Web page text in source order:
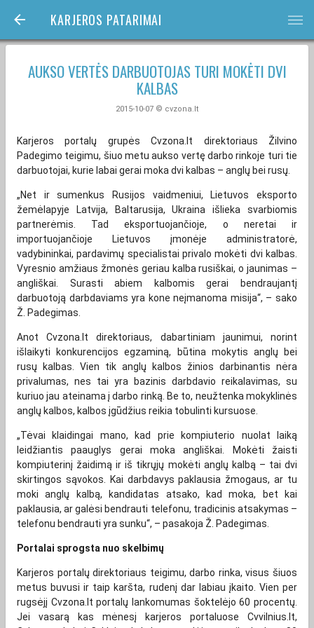
KARJEROS PATARIMAI bars
AUKSO VERTĖS DARBUOTOJAS TURI MOKĖTI DVI
KALBAS
2015-10-07 © cvzona.lt
Karjeros portalų grupės Cvzona.lt direktoriaus Žilvino
Padegimo teigimu, šiuo metu aukso vertę darbo rinkoje turi tie
darbuotojai, kurie labai gerai moka dvi kalbas – anglų bei rusų.
„Net ir sumenkus Rusijos vaidmeniui, Lietuvos eksporto
žemėlapyje Latvija, Baltarusija, Ukraina išlieka svarbiomis
partnerėmis. Tad eksportuojančioje, o neretai ir
importuojančioje Lietuvos įmonėje administratorė,
vadybininkai, pardavimų specialistai privalo mokėti dvi kalbas.
Vyresnio amžiaus žmonės geriau kalba rusiškai, o jaunimas –
angliškai. Surasti abiem kalbomis gerai bendraujantį
darbuotoją darbdaviams yra kone neįmanoma misija“, – sako
Ž. Padegimas.
Anot Cvzona.lt direktoriaus, dabartiniam jaunimui, norint
išlaikyti konkurencijos egzaminą, būtina mokytis anglų bei
rusų kalbas. Vien tik anglų kalbos žinios darbinantis nėra
privalumas, nes tai yra bazinis darbdavio reikalavimas, su
kuriuo jau ateinama į darbo rinką. Be to, neužtenka mokyklinės
anglų kalbos, kalbos įgūdžius reikia tobulinti kursuose.
„Tėvai klaidingai mano, kad prie kompiuterio nuolat laiką
leidžiantis paauglys gerai moka angliškai. Mokėti žaisti
kompiuterinį žaidimą ir iš tikrųjų mokėti anglų kalbą – tai dvi
skirtingos sąvokos. Kai darbdavys paklausia žmogaus, ar tu
moki anglų kalbą, kandidatas atsako, kad moka, bet kai
paklausia, ar galėsi bendrauti telefonu, tradicinis atsakymas –
telefonu bendrauti yra sunku“, – pasakoja Ž. Padegimas.
Portalai sprogsta nuo skelbimų
Karjeros portalų direktoriaus teigimu, darbo rinka, visus šiuos
metus buvusi ir taip karšta, rudenį dar labiau įkaito. Vien per
rugsėjį Cvzona.lt portalų lankomumas šoktelėjo 60 procentų.
Jei vasarą kas mėnesį karjeros portaluose Cvvilnius.lt,